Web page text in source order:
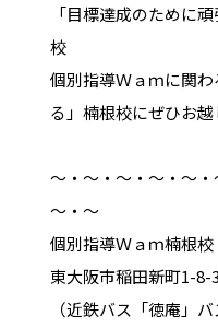
「目標達成のために
校
個別指導Ｗａｍに関
る」楠根校にぜひお越
～・～・～・～・～
～・～
個別指導Ｗａｍ楠根校
東大阪市稲田新町1-
（近鉄バス「徳庵」